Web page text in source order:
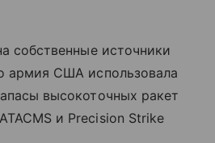
собственные источники
армия США использовала
высокоточных ракет
и Precision Strike